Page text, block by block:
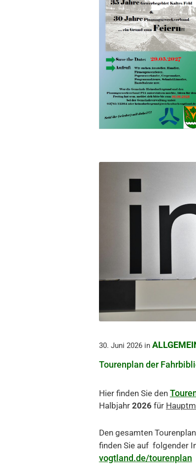
30. Juni 2026 in
Tourenplan der
Hier finden Sie den
Halbjahr2026für
Den gesamten
finden Sie auf folgender
vogtland.de/tourenplan